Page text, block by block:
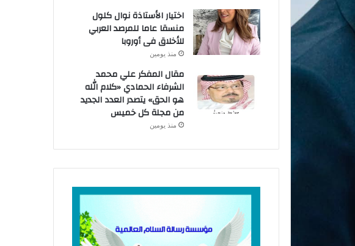
اختيار الأستاذة نوال كلول
منسقا عاما للمرصد العربي
للأخلاق فى أوروبا
منذ يومين
مقال المفكر علي محمد
الشرفاء الحمادي «كلام الله
هو الحق» يتصدر العدد الجديد
من مجلة كل خميس
منذ يومين